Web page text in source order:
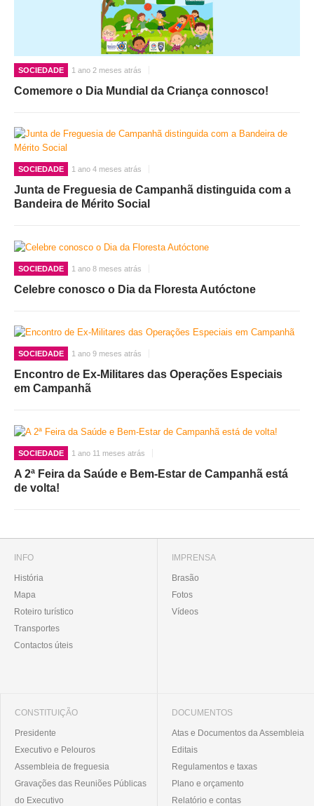
SOCIEDADE 1 ano 2 meses atrás
Comemore o Dia Mundial da Criança connosco!
SOCIEDADE 1 ano 4 meses atrás
Junta de Freguesia de Campanhã distinguida com a
Bandeira de Mérito Social
SOCIEDADE 1 ano 8 meses atrás
Celebre conosco o Dia da Floresta Autóctone
SOCIEDADE 1 ano 9 meses atrás
Encontro de Ex-Militares das Operações Especiais
em Campanhã
SOCIEDADE 1 ano 11 meses atrás
A 2ª Feira da Saúde e Bem-Estar de Campanhã está
de volta!
INFO
História
Mapa
Roteiro turístico
Transportes
Contactos úteis
IMPRENSA
Brasão
Fotos
Vídeos
CONSTITUIÇÃO
Presidente
Executivo e Pelouros
Assembleia de freguesia
Gravações das Reuniões Públicas
do Executivo
DOCUMENTOS
Atas e Documentos da Assembleia
Editais
Regulamentos e taxas
Plano e orçamento
Relatório e contas